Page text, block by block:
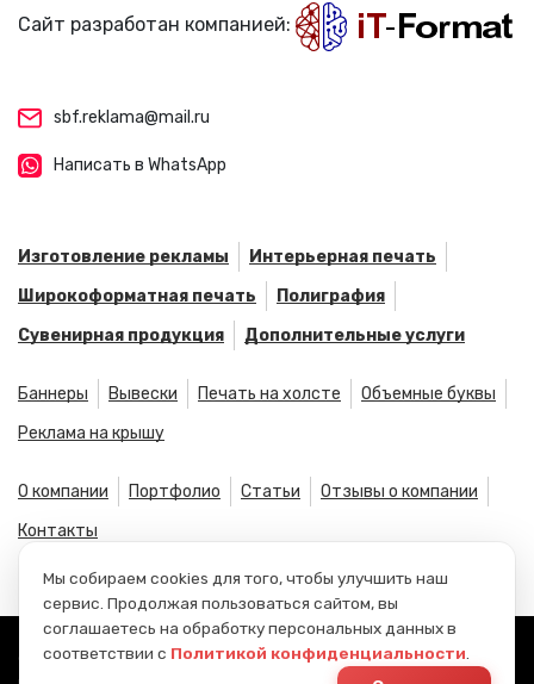
Сайт разработан компанией:
sbf.reklama@mail.ru
Написать в WhatsApp
Изготовление рекламы
Интерьерная печать
Широкоформатная печать
Полиграфия
Сувенирная продукция
Дополнительные услуги
Баннеры Вывески Печать на холсте
Объемные буквы
Реклама на крышу
О компании Портфолио Статьи
Отзывы о компании
Контакты
© CБФОРМАТ, 2026
Мы собираем cookies для того, чтобы улучшить наш
сервис. Продолжая пользоваться сайтом, вы
соглашаетесь на обработку персональных данных в
соответствии с Политикой конфиденциальности